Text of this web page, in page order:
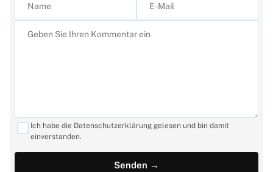
Ich habe die Datenschutzerklärung gelesen und bin damit
einverstanden.